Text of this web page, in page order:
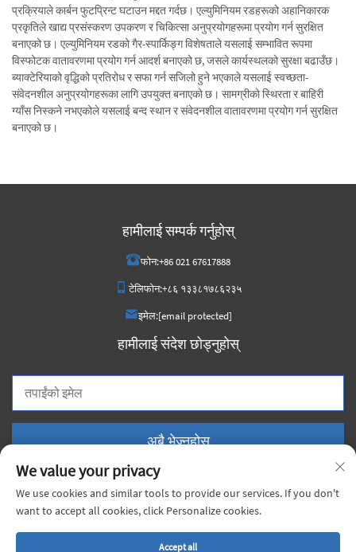
प्रक्रियाले कार्बन फुटप्रिन्ट घटाउन मद्दत गर्दछ। एल्युमिनियम रडहरूको अहानिकारक
प्रकृतिले खाद्य प्रसंस्करण उपकरण र चिकित्सा अनुप्रयोगहरूमा प्रयोग गर्न सुरक्षित
बनाएको छ। एल्युमिनियम रडको गैर-स्पार्किङ्ग विशेषताले यसलाई सम्भावित रूपमा
विस्फोटक वातावरणमा प्रयोग गर्न आदर्श बनाएको छ, जसले कार्यस्थलको सुरक्षा बढाउँछ।
ब्याक्टेरियाको वृद्धिको प्रतिरोध र सफा गर्न सजिलो हुने भएकाले यसलाई स्वच्छता-
संवेदनशील अनुप्रयोगहरूका लागि उपयुक्त बनाएको छ। सामग्रीको स्थिरता र बाहिरी
ग्याँस निस्कने नभएकोले यसलाई बन्द स्थान र संवेदनशील वातावरणमा प्रयोग गर्न सुरक्षित
बनाएको छ।
हामीलाई सम्पर्क गर्नुहोस्
फोन:+86 021 67617888
टेलिफोन:+८६ १३३८१७८६२३५
इमेल:[email protected]
हामीलाई संदेश छोड्नुहोस्
अबै भेज्नुहोस्
सर्वाधिकार सुरक्षित © २०२५ चीन शांगहाई जियोङ्जी सामग्री कं, लिमिटेड |
We value your privacy
We use cookies and similar tools to provide our services. If you don't
want to accept all cookies, click Personalize cookies.
Accept all